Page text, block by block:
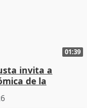
01:39
invita a
de la